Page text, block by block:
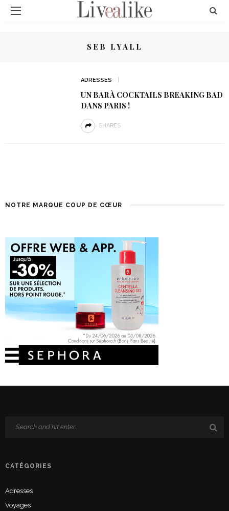
SEB LYALL
ADRESSES
UN BAR À COCKTAILS BREAKING BAD
DANS PARIS !
SHARES
NOTRE MARQUE COUP DE CŒUR
CATÉGORIES
Adresses
Voyages